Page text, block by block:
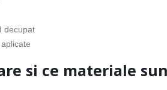
decupat
si ce materiale